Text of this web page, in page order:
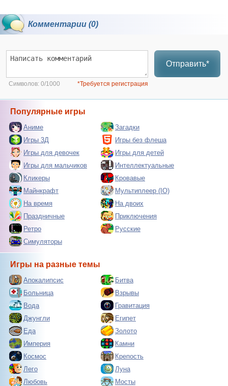
Комментарии (0)
Отправить*
Символов: 0/1000 *Требуется регистрация
Популярные игры
Аниме
Загадки
Игры 3Д
Игры без флеша
Игры для девочек
Игры для детей
Игры для мальчиков
Интеллектуальные
Кликеры
Кровавые
Майнкрафт
Мультиплеер (IO)
На время
На двоих
Праздничные
Приключения
Ретро
Русские
Симуляторы
Игры на разные темы
Апокалипсис
Битва
Больница
Взрывы
Вода
Гравитация
Джунгли
Египет
Еда
Золото
Империя
Камни
Космос
Крепость
Лего
Луна
Любовь
Мосты